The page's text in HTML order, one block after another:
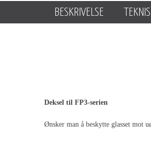
BESKRIVELSE
Deksel til FP3-serien
Ønsker man å beskytte glasset mot